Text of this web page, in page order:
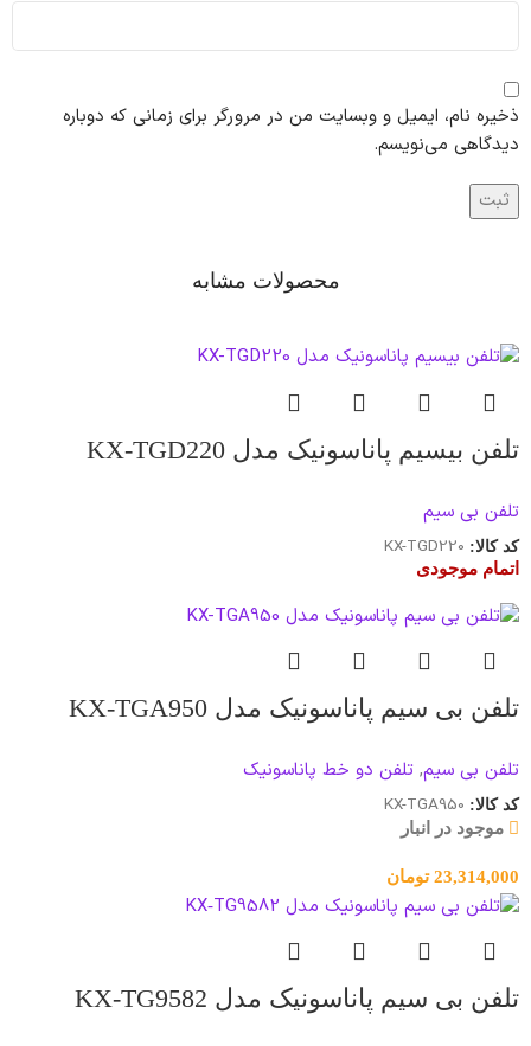
ذخیره نام، ایمیل و وبسایت من در مرورگر برای زمانی که دوباره
دیدگاهی می‌نویسم.
محصولات مشابه
تلفن بیسیم پاناسونیک مدل KX-TGD220
تلفن بی سیم
کد کالا: KX-TGD220
اتمام موجودی
تلفن بی سیم پاناسونیک مدل KX-TGA950
تلفن بی سیم, تلفن دو خط پاناسونیک
کد کالا: KX-TGA950
موجود در انبار
23,314,000 تومان
تلفن بی‌ سیم پاناسونیک مدل KX‑TG9582